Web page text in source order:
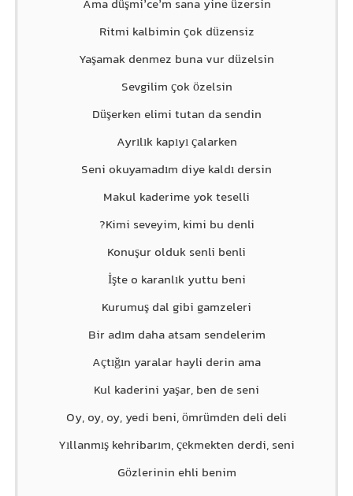
Ama düşmi’ce’m sana yine üzersin
Ritmi kalbimin çok düzensiz
Yaşamak denmez buna vur düzelsin
Sevgilim çok özelsin
Düşerken elimi tutan da sendin
Ayrılık kapıyı çalarken
Seni okuyamadım diye kaldı dersin
Makul kaderime yok teselli
Kimi seveyim, kimi bu denli?
Konuşur olduk senli benli
İşte o karanlık yuttu beni
Kurumuş dal gibi gamzeleri
Bir adım daha atsam sendelerim
Açtığın yaralar hayli derin ama
Kul kaderini yaşar, ben de seni
Oy, oy, oy, yedi beni, ömrümdеn deli deli
Yıllanmış kehribarım, çеkmekten derdi, seni
Gözlerinin ehli benim